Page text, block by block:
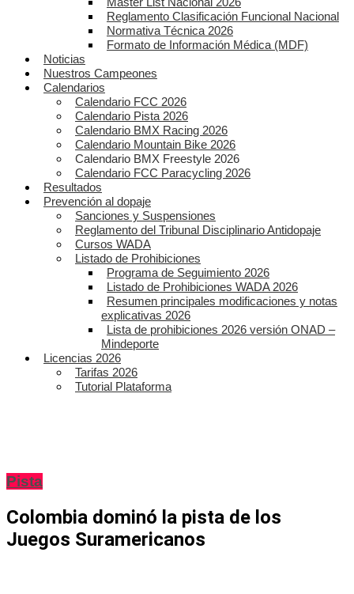
Reglamento Clasificación Funcional Nacional
Normativa Técnica 2026
Formato de Información Médica (MDF)
Noticias
Nuestros Campeones
Calendarios
Calendario FCC 2026
Calendario Pista 2026
Calendario BMX Racing 2026
Calendario Mountain Bike 2026
Calendario BMX Freestyle 2026
Calendario FCC Paracycling 2026
Resultados
Prevención al dopaje
Sanciones y Suspensiones
Reglamento del Tribunal Disciplinario Antidopaje
Cursos WADA
Listado de Prohibiciones
Programa de Seguimiento 2026
Listado de Prohibiciones WADA 2026
Resumen principales modificaciones y notas
explicativas 2026
Lista de prohibiciones 2026 versión ONAD –
Mindeporte
Licencias 2026
Tarifas 2026
Tutorial Plataforma
Pista
Colombia dominó la pista de los
Juegos Suramericanos